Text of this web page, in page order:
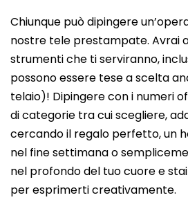
Chiunque può dipingere
nostre tele prestampate. Avrai
strumenti che ti serviranno,
possono essere tese a scelta
telaio)! Dipingere con i numeri
di categorie tra cui scegliere,
cercando il regalo perfetto, un
nel fine settimana o
nel profondo del tuo cuore e
per esprimerti creativamente.
prodotto
è
0,0
su
5
stelle.